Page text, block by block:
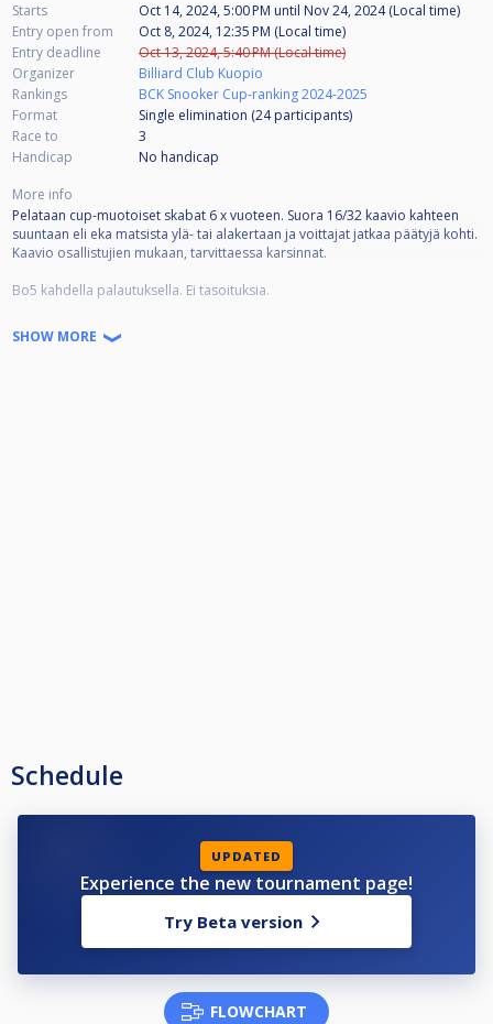
Starts Oct 14, 2024, 5:00 PM until Nov 24, 2024 (Local time)
Entry open from
Oct 8, 2024, 12:35 PM (Local time)
Entry deadline
Oct 13, 2024, 5:40 PM (Local time)
Organizer
Billiard Club Kuopio
Rankings
BCK Snooker Cup-ranking 2024-2025
Format
Single elimination (24participants)
Race to
3
Handicap
No handicap
More info
Pelataan cup-muotoiset skabat 6 x vuoteen. Suora 16/32 kaavio kahteen
suuntaan eli eka matsista ylä- tai alakertaan ja voittajat jatkaa päätyjä kohti.
Kaavio osallistujien mukaan, tarvittaessa karsinnat.
Bo5 kahdella palautuksella. Ei tasoituksia.
Cup-rankingissa on mukana vuoden kierto eli kuusi viimeisintä tulosta.
4 parasta sijoitetaan kaavioon.
SHOW MORE
Schedule
UPDATED
Experience the new tournament page!
Try Beta version
FLOWCHART